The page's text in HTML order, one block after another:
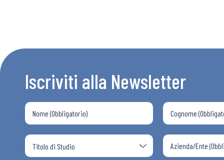
Iscriviti alla Newsletter